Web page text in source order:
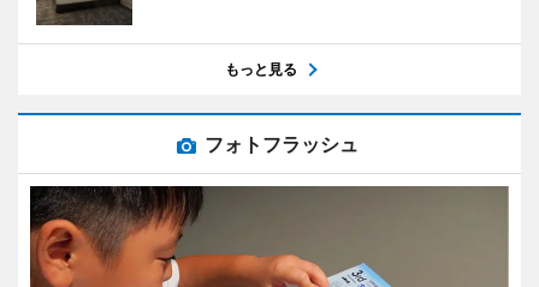
もっと見る
フォトフラッシュ